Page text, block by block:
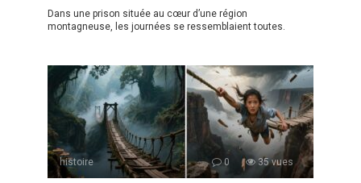
Dans une prison située au cœur d’une région
montagneuse, les journées se ressemblaient toutes.
histoire 0 35 vues